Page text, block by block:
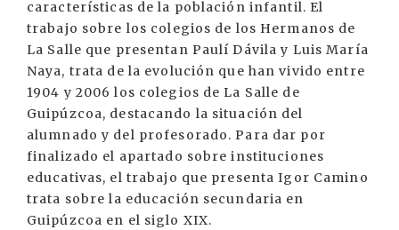
características de la población infantil. El
trabajo sobre los colegios de los Hermanos de
La Salle que presentan Paulí Dávila y Luis María
Naya, trata de la evolución que han vivido entre
1904 y 2006 los colegios de La Salle de
Guipúzcoa, destacando la situación del
alumnado y del profesorado. Para dar por
finalizado el apartado sobre instituciones
educativas, el trabajo que presenta Igor Camino
trata sobre la educación secundaria en
Guipúzcoa en el siglo XIX.